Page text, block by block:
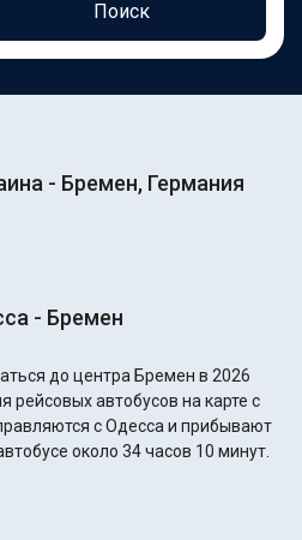
Поиск
- Бремен, Германия
- Бремен
до центра Бремен в 2026
автобусов на карте с
с Одесса и прибывают
около 34 часов 10 минут.